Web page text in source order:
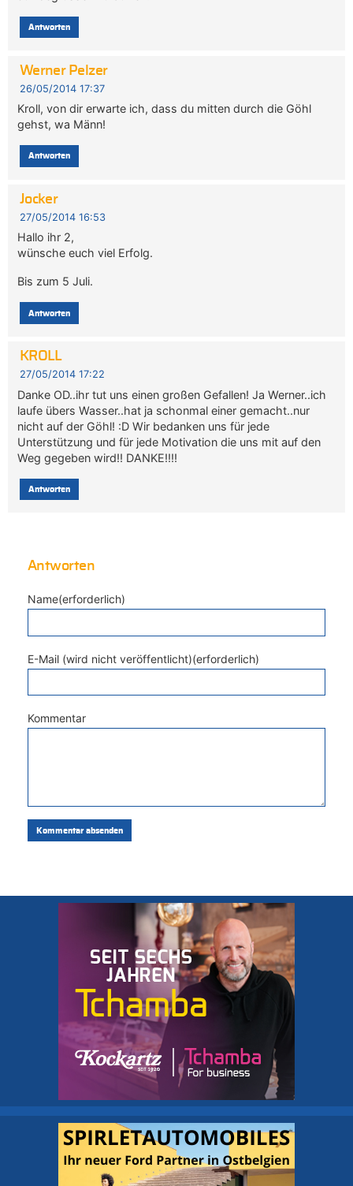
Antworten
Werner Pelzer
26/05/2014 17:37
Kroll, von dir erwarte ich, dass du mitten durch die Göhl
gehst, wa Männ!
Antworten
Jocker
27/05/2014 16:53
Hallo ihr 2,
wünsche euch viel Erfolg.
Bis zum 5 Juli.
Antworten
KROLL
27/05/2014 17:22
Danke OD..ihr tut uns einen großen Gefallen! Ja Werner..ich
laufe übers Wasser..hat ja schonmal einer gemacht..nur
nicht auf der Göhl! :D Wir bedanken uns für jede
Unterstützung und für jede Motivation die uns mit auf den
Weg gegeben wird!! DANKE!!!!
Antworten
Antworten
Name(erforderlich)
E-Mail (wird nicht veröffentlicht)(erforderlich)
Kommentar